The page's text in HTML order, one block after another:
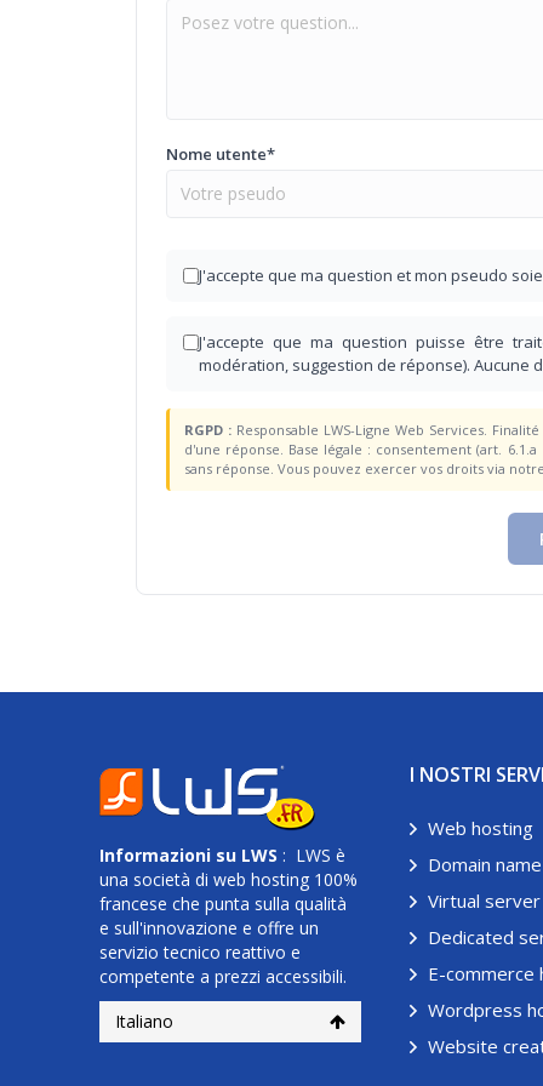
Nome utente*
J'accepte que ma question et mon pseudo
J'accepte que ma question puisse être
modération, suggestion de réponse).
RGPD : Responsable LWS-Ligne Web Services.
d'une réponse. Base légale : consentement (art.
sans réponse. Vous pouvez exercer vos droits via
Informazioni su LWS : LWS è
una società di web hosting 100%
francese che punta sulla qualità
e sull'innovazione e offre un
servizio tecnico reattivo e
competente a prezzi accessibili.
Italiano
I NOSTRI
Web hosting
Domain name
Virtual server
Dedicated
E-commerce
Wordpress
Website